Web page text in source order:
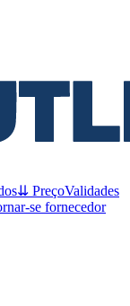
⇊ PreçoValidades
se fornecedor